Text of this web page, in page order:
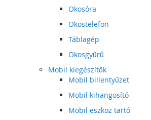
Okosóra
Okostelefon
Táblagép
Okosgyűrű
Mobil kiegészítők
Mobil billentyűzet
Mobil kihangosító
Mobil eszköz tartó